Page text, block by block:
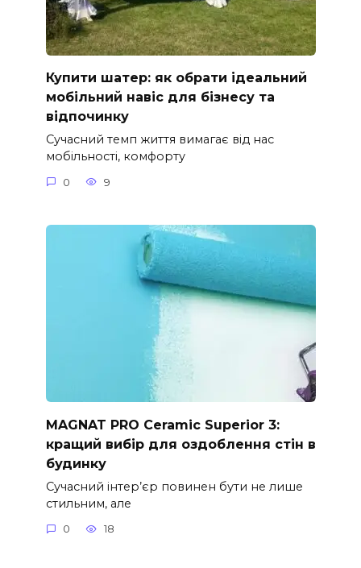
Купити шатер: як обрати ідеальний
мобільний навіс для бізнесу та
відпочинку
Сучасний темп життя вимагає від нас
мобільності, комфорту
0 9
MAGNAT PRO Ceramic Superior 3:
кращий вибір для оздоблення стін в
будинку
Сучасний інтер’єр повинен бути не лише
стильним, але
0 18